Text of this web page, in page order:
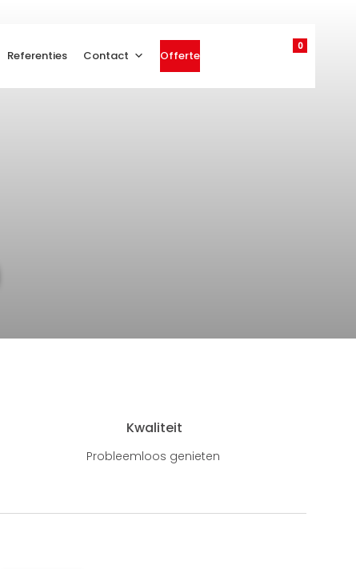
Referenties Contact Offerte
0
Kwaliteit
Probleemloos genieten